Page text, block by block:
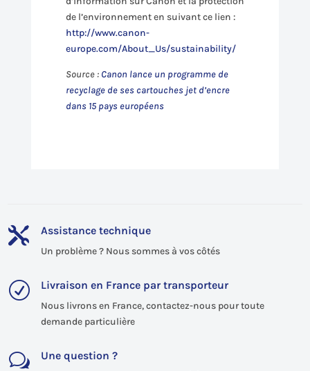
de l’environnement en suivant ce lien :
http://www.canon-
europe.com/About_Us/sustainability/
Source : Canon lance un programme de
recyclage de ses cartouches jet d’encre
dans 15 pays européens
 Assistance technique
Un problème ? Nous sommes à vos côtés
R Livraison en France par transporteur
Nous livrons en France, contactez-nous pour toute
demande particulière
w Une question ?